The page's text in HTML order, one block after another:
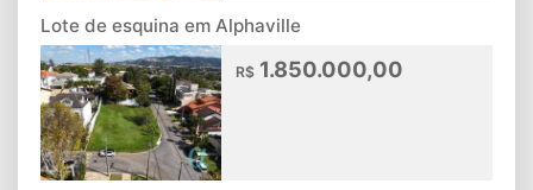
Lote de esquina em Alphaville
R$ 1.850.000,00